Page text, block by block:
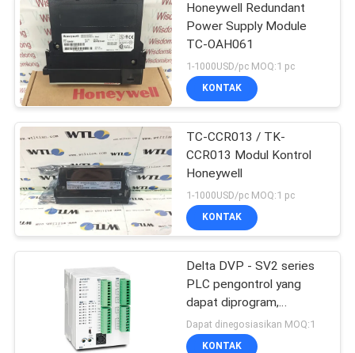
Honeywell Redundant
Power Supply Module
TC-OAH061
1-1000USD/pc MOQ:1 pc
KONTAK
TC-CCR013 / TK-
CCR013 Modul Kontrol
Honeywell
1-1000USD/pc MOQ:1 pc
KONTAK
Delta DVP - SV2 series
PLC pengontrol yang
dapat diprogram,
Pengontrol Logika
DVP28SV
Dapat dinegosiasikan MOQ:1
KONTAK